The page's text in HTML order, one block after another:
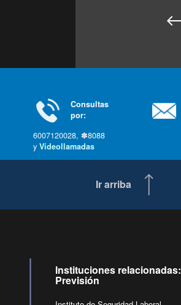
Consultas
por:
6007120028, ✽8088
yVideollamadas
Ir arriba
Instituciones relacionadas:
Previsión